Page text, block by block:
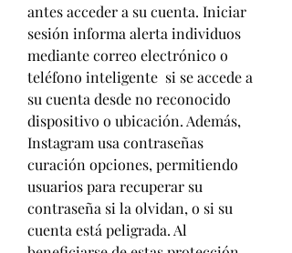
antes acceder a su cuenta. Iniciar
sesión informa alerta individuos
mediante correo electrónico o
teléfono inteligente  si se accede a
su cuenta desde no reconocido
dispositivo o ubicación. Además,
Instagram usa contraseñas
curación opciones, permitiendo
usuarios para recuperar su
contraseña si la olvidan, o si su
cuenta está peligrada. Al